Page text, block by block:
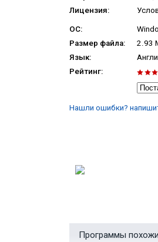
Лицензия:
ОС:
Размер файла:
2.93
Язык:
Рейтинг:
Нашли ошибки?
Программы